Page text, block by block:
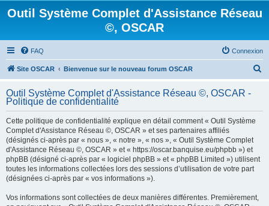
Outil Système Complet d'Assistance Réseau
©, OSCAR
FAQ Connexion
Site OSCAR Bienvenue sur le nouveau forum OSCAR
h
Outil Système Complet d'Assistance Réseau ©, OSCAR -
Politique de confidentialité
Cette politique de confidentialité explique en détail comment « Outil Système
Complet d'Assistance Réseau ©, OSCAR » et ses partenaires affiliés
(désignés ci-après par « nous », « notre », « nos », « Outil Système Complet
d'Assistance Réseau ©, OSCAR » et « https://oscar.banquise.eu/phpbb ») et
phpBB (désigné ci-après par « logiciel phpBB » et « phpBB Limited ») utilisent
toutes les informations collectées lors des sessions d’utilisation de votre part
(désignées ci-après par « vos informations »).
Vos informations sont collectées de deux manières différentes. Premièrement,